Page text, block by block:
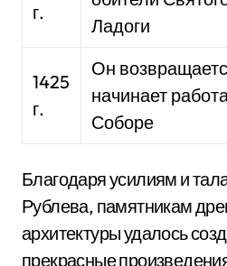
г.
Ладоги
1425
г.
Он
начинает
Соборе
Благодаря усилиям и
Рублева, памятникам
архитектуры удалось
прекрасные